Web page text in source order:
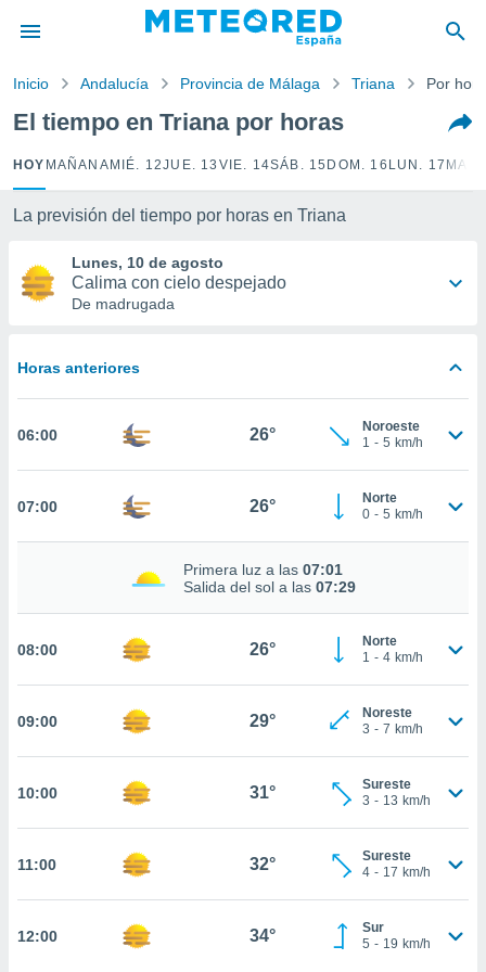
por
para
que se
calidad.
a este
y
digital
permite
seguir
a la
todas
nuestros
nos
análisis
perfil
y
en
CONFIGURACIÓN
Inicio Andalucía Provincia de Málaga Triana Por
El tiempo en Triana por horas
HOY MAÑANA MIÉ. 12JUE. 13 VIE. 14SÁB. 15 DOM. 16 LUN. 17
La previsión del tiempo por horas en Triana
Lunes, 10 de agosto
Calima con cielo despejado
De madrugada
Horas anteriores
06:00 26°
Noroeste
1 - 5 km/h
07:00 26°
Norte
0 - 5 km/h
Primera luz a las 07:01
Salida del sol a las 07:29
08:00 26°
Norte
1 - 4 km/h
09:00 29°
Noreste
3 - 7 km/h
10:00 31°
Sureste
3 - 13 km/h
11:00 32°
Sureste
4 - 17 km/h
12:00 34°
Sur
5 - 19 km/h